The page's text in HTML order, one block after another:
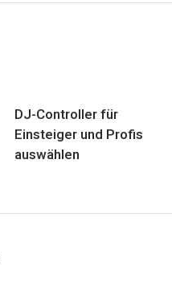
DJ-Controller für
Einsteiger und Profis
auswählen